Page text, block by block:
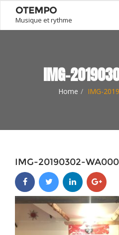
OTEMPO
Musique et rythme
IMG-
Home IMG-
IMG-20190302-